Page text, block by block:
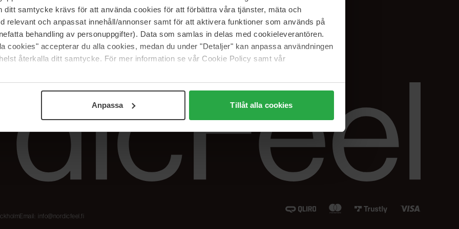
ditt samtycke krävs för att använda cookies för att förbättra våra tjänster, mäta och
relevant och anpassat innehåll/annonser samt för att aktivera funktioner som används på
behandling av personuppgifter). Data som samlas in delas med cookieleverantören.
cookies" accepterar du alla cookies, medan du under "Detaljer" kan anpassa användningen
återkalla ditt samtycke. För mer information se vår Cookie Policy samt vår
Anpassa Tillåt alla cookies
The Beauty Edit
Työskentele
NordicFeel Groupissa
reklamaatiot
Facebook
LinkedIn
Email:
info@nordicfeel.fi